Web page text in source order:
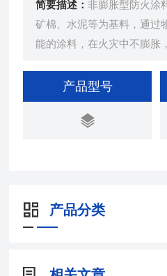
简要描述：非膨胀型防火涂
矿棉、水泥等为基料，通过
能的涂料，在火灾中不膨胀
由于涂层厚度较厚，非膨胀
产品型号
产品分类